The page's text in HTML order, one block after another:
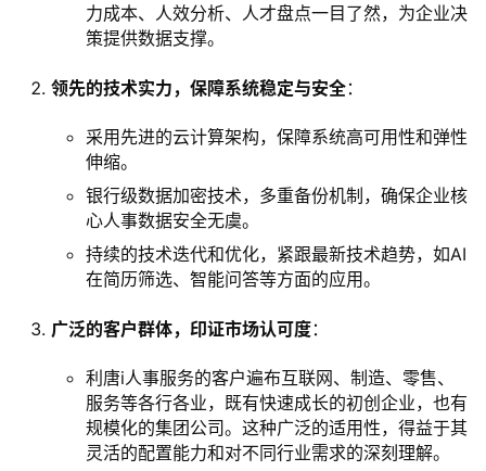
力成本、人效分析、人才盘点一目了然，为企业决
策提供数据支撑。
领先的技术实力，保障系统稳定与安全：
采用先进的云计算架构，保障系统高可用性和弹性
伸缩。
银行级数据加密技术，多重备份机制，确保企业核
心人事数据安全无虞。
持续的技术迭代和优化，紧跟最新技术趋势，如AI
在简历筛选、智能问答等方面的应用。
广泛的客户群体，印证市场认可度：
利唐i人事服务的客户遍布互联网、制造、零售、
服务等各行各业，既有快速成长的初创企业，也有
规模化的集团公司。这种广泛的适用性，得益于其
灵活的配置能力和对不同行业需求的深刻理解。